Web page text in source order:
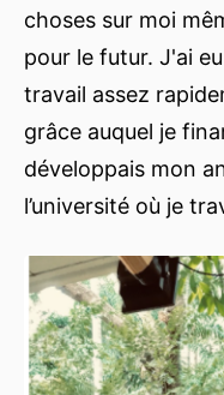
choses sur moi
pour le futur. J'ai
travail assez
grâce auquel je
développais mon
l’université où je